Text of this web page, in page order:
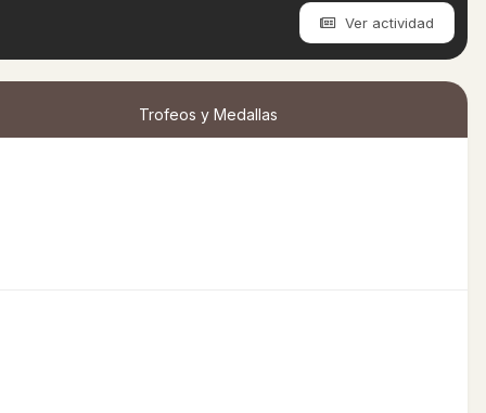
Ver actividad
Trofeos y Medallas